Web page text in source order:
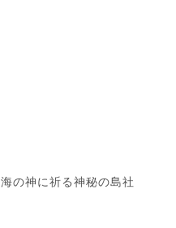
海の神に祈る神秘の島社